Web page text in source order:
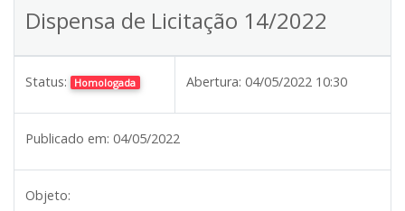
Dispensa de Licitação 14/2022
Status: Homologada Abertura: 04/05/2022 10:30
Publicado em: 04/05/2022
Objeto: